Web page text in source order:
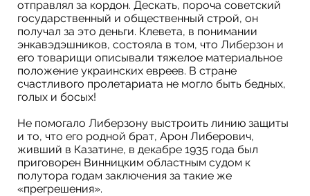
отправлял за кордон. Дескать, пороча советский
государственный и общественный строй, он
получал за это деньги. Клевета, в понимании
энкавэдэшников, состояла в том, что Либерзон и
его товарищи описывали тяжелое материальное
положение украинских евреев. В стране
счастливого пролетариата не могло быть бедных,
голых и босых!
Не помогало Либерзону выстроить линию защиты
и то, что его родной брат, Арон Либерович,
живший в Казатине, в декабре 1935 года был
приговорен Винницким областным судом к
полутора годам заключения за такие же
«прегрешения».